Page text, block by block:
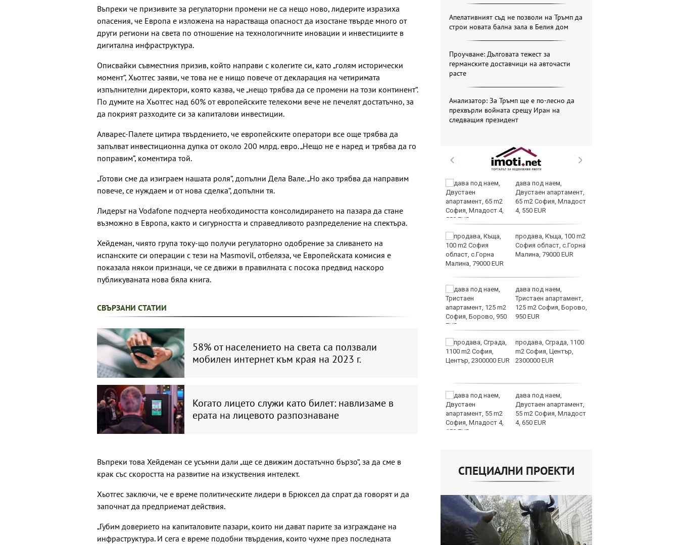
Въпреки че призивите за регулаторни промени не са нещо ново, лидерите изразиха
опасения, че Европа е изложена на нарастваща опасност да изостане твърде много от
други региони на света по отношение на технологичните иновации и инвестициите в
дигитална инфраструктура.
Описвайки съвместния призив, който направи с колегите си, като „голям исторически
момент“, Хьотгес заяви, че това не е нищо повече от декларация на четиримата
изпълнителни директори, която казва, че „нещо трябва да се промени на този континент“.
По думите на Хьотгес над 60% от европейските телекоми вече не печелят достатъчно, за
да покрият разходите си за капиталови инвестиции.
Алварес-Палете цитира твърдението, че европейските оператори все още трябва да
запълват инвестиционна дупка от около 200 млрд. евро. „Нещо не е наред и трябва да го
поправим”, коментира той.
„Готови сме да изиграем нашата роля“, допълни Дела Вале. „Но ако трябва да направим
повече, се нуждаем и от нова сделка“, допълни тя.
Лидерът на Vodafone подчерта необходимостта консолидирането на пазара да стане
възможно в Европа, както и сигурността и справедливото разпределение на спектъра.
Хейдеман, чиято група току-що получи регулаторно одобрение за сливането на
испанските си операции с тези на Masmovil, отбеляза, че Европейската комисия е
показала някои признаци, че се движи в правилната с посока предвид наскоро
публикуваната нова бяла книга.
СВЪРЗАНИ СТАТИИ
58% от населението на света са ползвали
мобилен интернет към края на 2023 г.
Когато лицето служи като билет: навлизаме в
ерата на лицевото разпознаване
Въпреки това Хейдеман се усъмни дали „ще се движим достатъчно бързо“, за да сме в
крак със скоростта на развитие на изкуствения интелект.
Хьотгес заключи, че е време политическите лидери в Брюксел да спрат да говорят и да
започнат да предприемат действия.
„Губим доверието на капиталовите пазари, които ни дават парите за изграждане на
инфраструктура. И сега е време подобни твърдения, които чухме през последната
Апелативният съд не позволи на Тръмп да
строи новата бална зала в Белия дом
Проучване: Дълговата тежест за
германските доставчици на авточасти
расте
Анализатор: За Тръмп ще е по-лесно да
прехвърли войната срещу Иран на
следващия президент
Времето във Варна на
мъж, у когото са
намерени 460 000 евро
милиона долара
топката, вкарана от
ата годишнина на
дава под наем,
Двустаен апартамент,
65 m2 София, Младост
4, 550 EUR
продава, Къща, 100 m2
София област, с.Горна
Малина, 79000 EUR
дава под наем,
Тристаен апартамент,
125 m2 София, Борово,
950 EUR
продава, Сграда, 1100
m2 София, Център,
2300000 EUR
дава под наем,
Двустаен апартамент,
55 m2 София, Младост
4, 650 EUR
СПЕЦИАЛНИ ПРОЕКТИ